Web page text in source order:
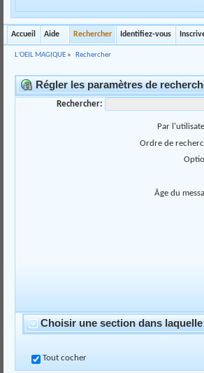
Accueil Aide Rechercher Identifiez-vous
L'OEIL MAGIQUE » Rechercher
Régler les paramètres de
Rechercher:
Par
Ordre de
Âge du
Choisir une section dans
Tout cocher